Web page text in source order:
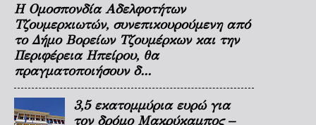
Η Ομοσπονδία Αδελφοτήτων
Τζουμερκιωτών, συνεπικουρούμενη από
το Δήμο Βορείων Τζουμέρκων και την
Περιφέρεια Ηπείρου, θα
πραγματοποιήσουν δ...
3,5 εκατομμύρια ευρώ για
τον δρόμο Μακρύκαμπος –